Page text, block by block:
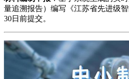
量追溯报告）编写《江苏省先进级
30日前提交。